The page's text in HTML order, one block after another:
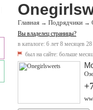
Главная → Подрядчики →
Вы владелец страницы?
в каталоге: 6 лет 8 месяцев
был на сайте: больше